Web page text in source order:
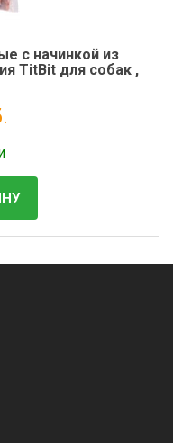
с начинкой из
TitBit для собак ,